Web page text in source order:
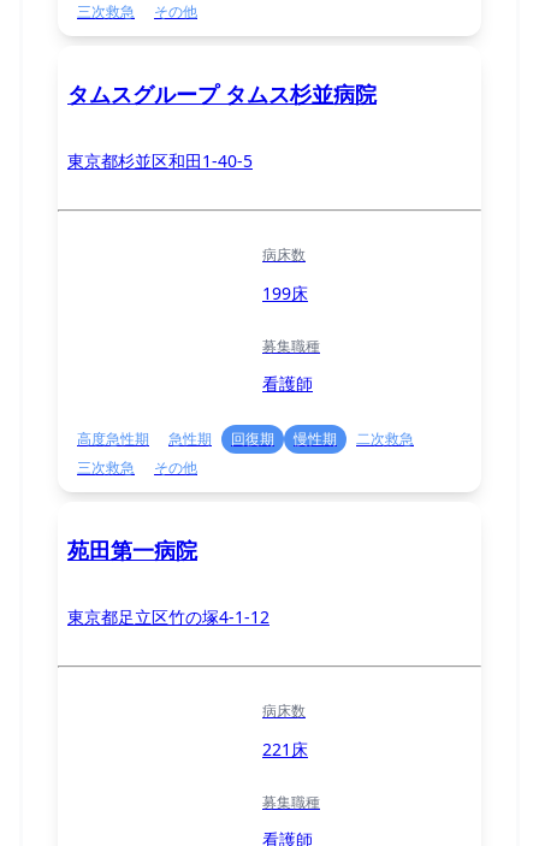
三次救急
その他
タムスグループ タムス杉並病院
東京都杉並区和田1-40-5
病床数
199床
募集職種
看護師
高度急性期 急性期 回復期 慢性期
二次救急
三次救急
その他
苑田第一病院
東京都足立区竹の塚4-1-12
病床数
221床
募集職種
看護師